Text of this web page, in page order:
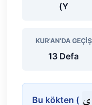
Y)
KUR'AN'DA GEÇIŞ
13 Defa
Bu kökten (